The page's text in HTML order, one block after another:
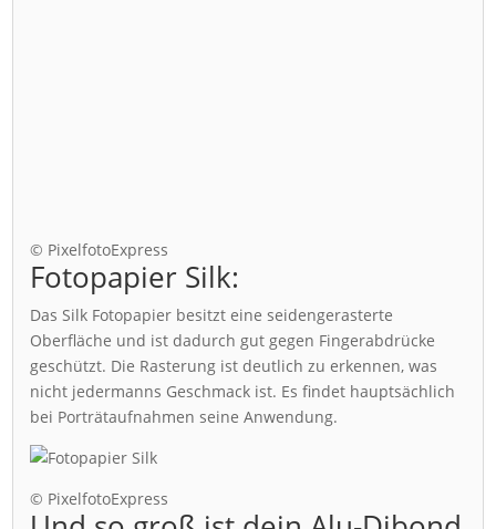
© PixelfotoExpress
Fotopapier Silk:
Das Silk Fotopapier besitzt eine seidengerasterte
Oberfläche und ist dadurch gut gegen Fingerabdrücke
geschützt. Die Rasterung ist deutlich zu erkennen, was
nicht jedermanns Geschmack ist. Es findet hauptsächlich
bei Porträtaufnahmen seine Anwendung.
© PixelfotoExpress